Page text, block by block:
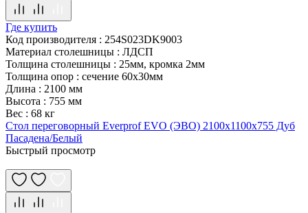
Где купить
Код производителя : 254S023DK9003
Материал столешницы : ЛДСП
Толщина столешницы : 25мм, кромка 2мм
Толщина опор : сечение 60х30мм
Длина : 2100 мм
Высота : 755 мм
Вес : 68 кг
Стол переговорный Everprof EVO (ЭВО) 2100х1100x755 Дуб
Пасадена/Белый
Быстрый просмотр